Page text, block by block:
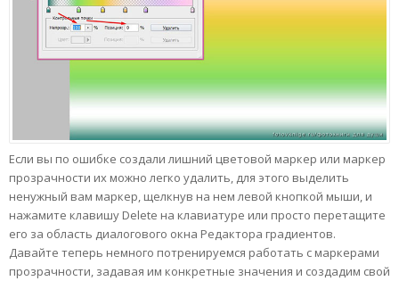
Если вы по ошибке создали лишний цветовой маркер или маркер
прозрачности их можно легко удалить, для этого выделить
ненужный вам маркер, щелкнув на нем левой кнопкой мыши, и
нажамите клавишу Delete на клавиатуре или просто перетащите
его за область диалогового окна Редактора градиентов.
Давайте теперь немного потренируемся работать с маркерами
прозрачности, задавая им конкретные значения и создадим свой